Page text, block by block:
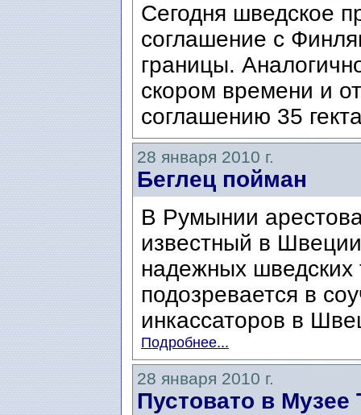
Сегодня шведское
соглашение с
границы.
скором времени и
соглашению 35
28 января 2010 г.
Беглец пойман
В Румынии
известный в
надежных
подозревается в
инкассаторов в
Подробнее...
28 января 2010 г.
Пустовато в Музее